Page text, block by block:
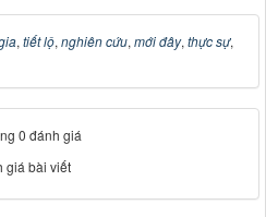
, tiết lộ, nghiên cứu, mới đây, thực sự,
0 đánh giá
giá bài viết